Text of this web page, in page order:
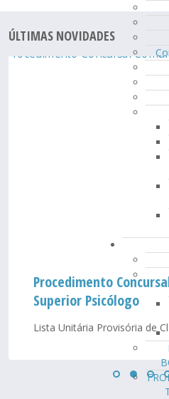
ÚLTIMAS NOVIDADES
Procedimento
Superior Psicólogo
Lista Unitária Provisória de